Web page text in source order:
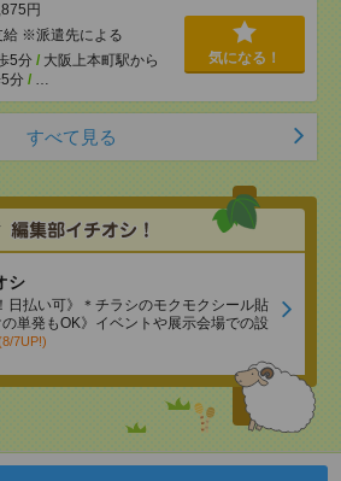
円
給 ※派遣先による
5分 / 大阪上本町駅から
分 / …
気になる！
すべて見る
シ
日払い可》＊チラシのモクモクシール貼
単発もOK》イベントや展示会場での設
7UP!)